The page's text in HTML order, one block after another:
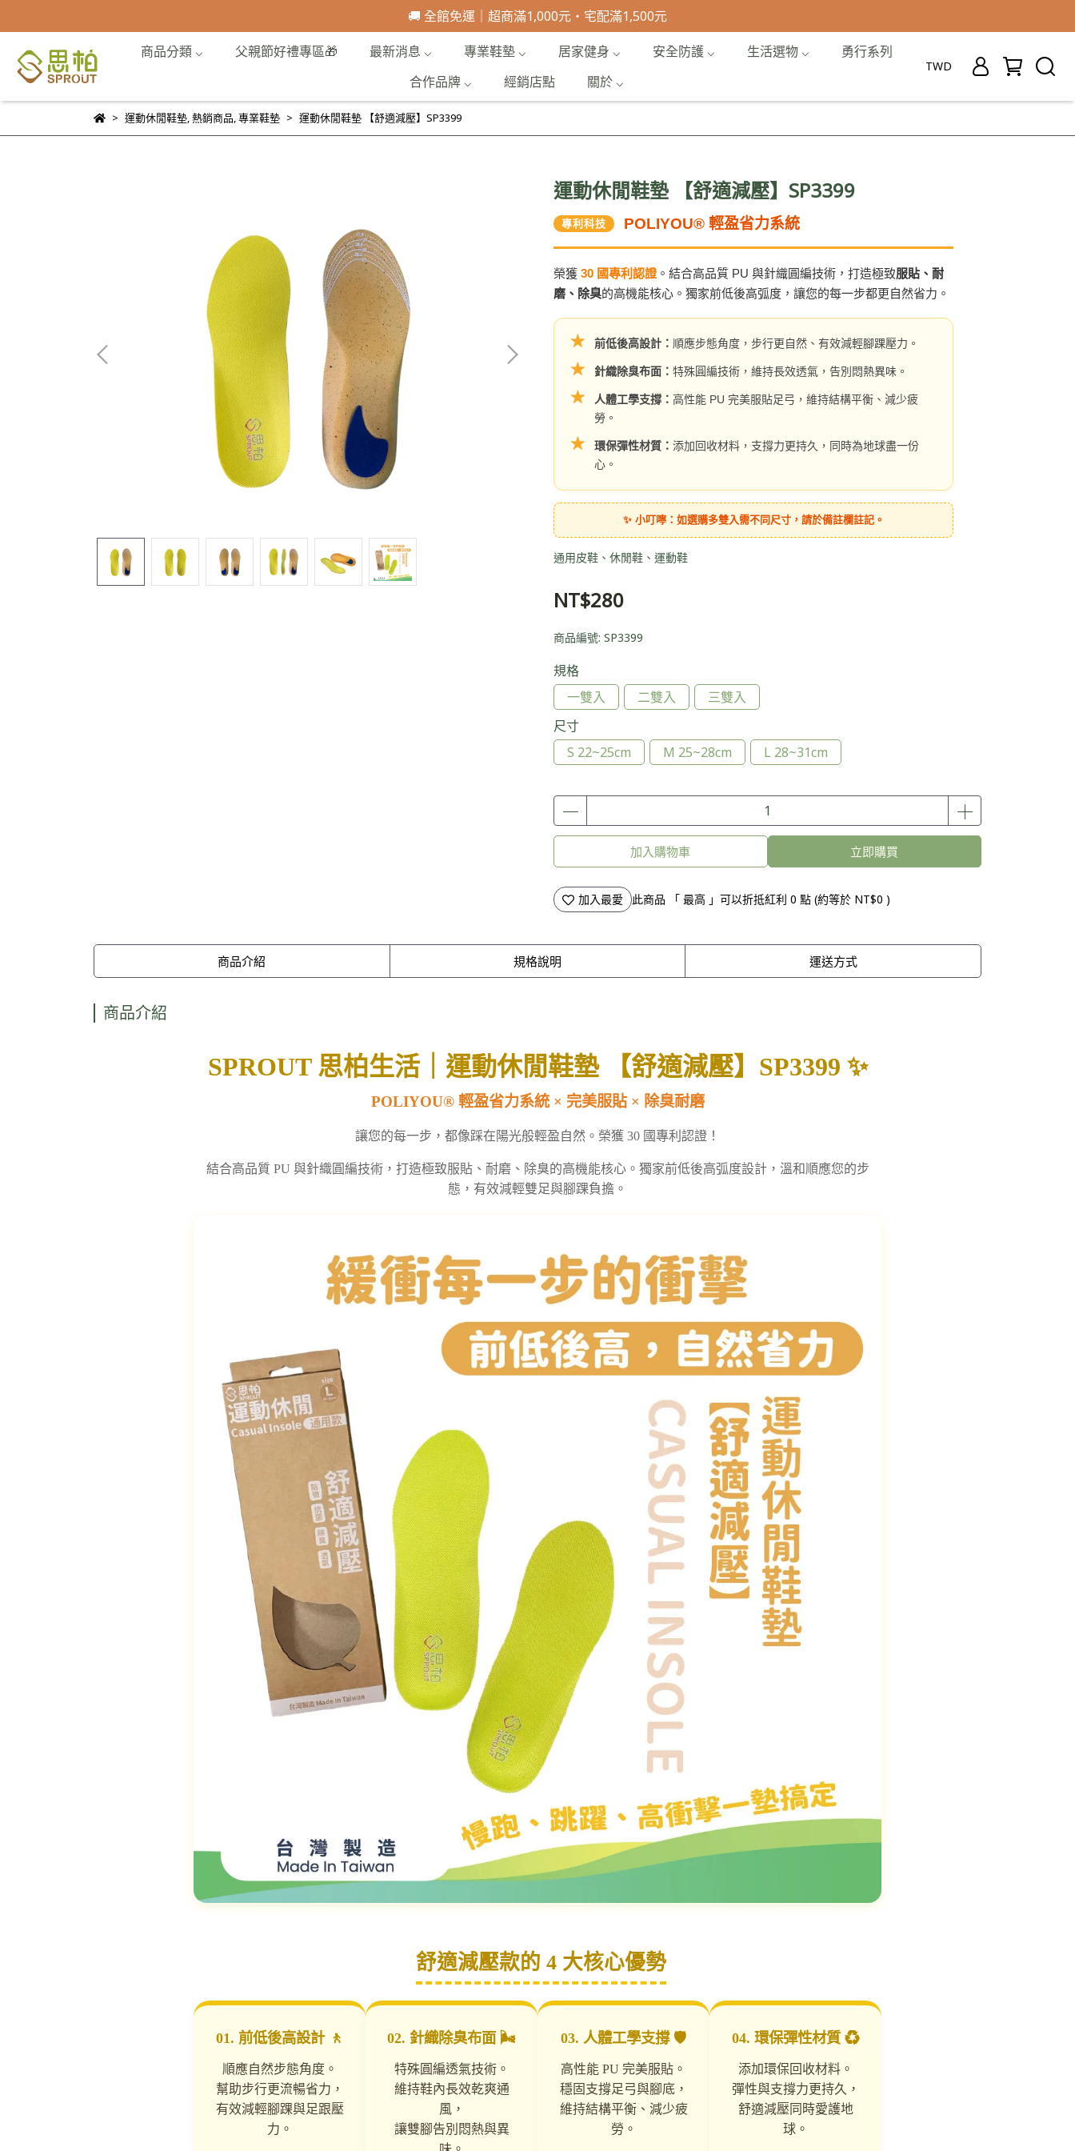
🚚 全館免運｜超商滿1,000元・宅配滿1,500元
商品分類 ⌵
父親節好禮專區🎁 最新消息 ⌵ 專業鞋墊 ⌵ 居家健身 ⌵ 安全防護 ⌵ 生活選物 ⌵
勇行系列
合作品牌 ⌵
經銷店點 關於 ⌵
TWD
運動休閒鞋墊,熱銷商品,專業鞋墊 運動休閒鞋墊 【舒適減壓】SP3399
運動休閒鞋墊 【舒適減壓】SP3399
專利科技 POLIYOU® 輕盈省力系統
榮獲 30 國專利認證。結合高品質 PU 與針織圓編技術，打造極致服貼、耐
磨、除臭的高機能核心。獨家前低後高弧度，讓您的每一步都更自然省力。
★ 前低後高設計： 順應步態角度，步行更自然、有效減輕腳踝壓力。
★ 針織除臭布面： 特殊圓編技術，維持長效透氣，告別悶熱異味。
★ 人體工學支撐： 高性能 PU 完美服貼足弓，維持結構平衡、減少疲
勞。
★ 環保彈性材質： 添加回收材料，支撐力更持久，同時為地球盡一份
心。
✨ 小叮嚀：如選購多雙入需不同尺寸，請於備註欄註記。
通用皮鞋、休閒鞋、運動鞋
NT$280
商品編號: SP3399
規格
一雙入
二雙入
三雙入
尺寸
S 22~25cm
M 25~28cm L 28~31cm
加入購物車 立即購買
加入最愛 此商品 「 最高 」可以折抵紅利 0 點 (約等於 NT$0 )
商品介紹 規格說明 運送方式
商品介紹
SPROUT 思柏生活｜運動休閒鞋墊 【舒適減壓】SP3399 ✨
POLIYOU® 輕盈省力系統 × 完美服貼 × 除臭耐磨
讓您的每一步，都像踩在陽光般輕盈自然。榮獲 30 國專利認證！
結合高品質 PU 與針織圓編技術，打造極致服貼、耐磨、除臭的高機能核心。獨家前低後高弧度設計，溫和順應您的步
態，有效減輕雙足與腳踝負擔。
舒適減壓款的 4 大核心優勢
01. 前低後高設計 🚶
順應自然步態角度。
幫助步行更流暢省力，
有效減輕腳踝與足跟壓
力。
02. 針織除臭布面 🌬️
特殊圓編透氣技術。
維持鞋內長效乾爽通
風，
讓雙腳告別悶熱與異
03. 人體工學支撐 🛡️
高性能 PU 完美服貼。
穩固支撐足弓與腳底，
維持結構平衡、減少疲
勞。
04. 環保彈性材質 ♻️
添加環保回收材料。
彈性與支撐力更持久，
舒適減壓同時愛護地
球。